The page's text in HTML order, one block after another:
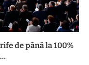
de până la 100%